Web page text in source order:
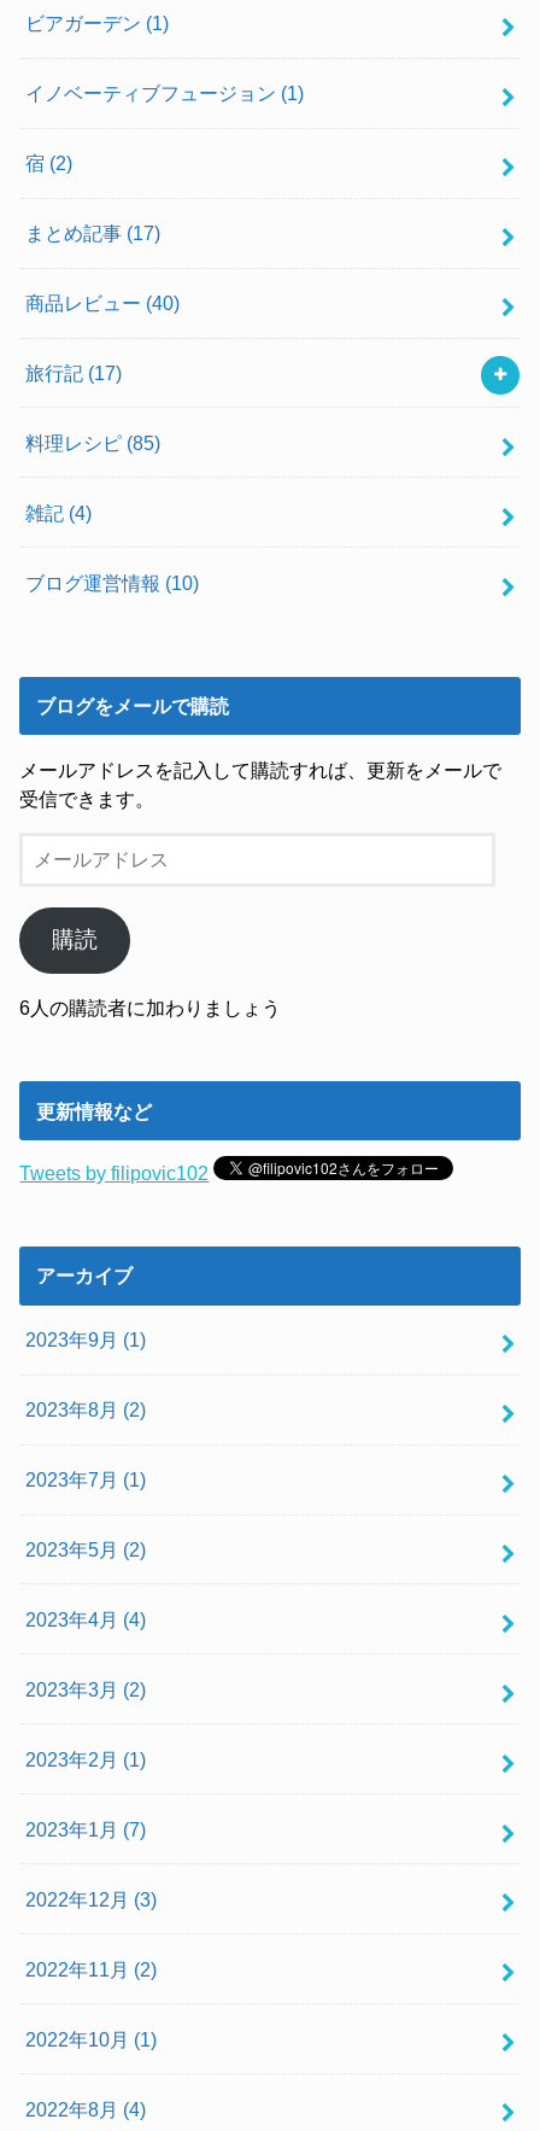
ビアガーデン (1)
イノベーティブフュージョン (1)
宿 (2)
まとめ記事 (17)
商品レビュー (40)
旅行記 (17)
料理レシピ (85)
雑記 (4)
ブログ運営情報 (10)
ブログをメールで購読
メールアドレスを記入して購読すれば、更新をメールで
受信できます。
ア
ド
ス
購読
6人の購読者に加わりましょう
更新情報など
Tweets by filipovic102
アーカイブ
2023年9月 (1)
2023年8月 (2)
2023年7月 (1)
2023年5月 (2)
2023年4月 (4)
2023年3月 (2)
2023年2月 (1)
2023年1月 (7)
2022年12月 (3)
2022年11月 (2)
2022年10月 (1)
2022年8月 (4)